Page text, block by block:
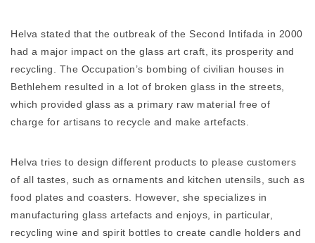
Helva stated that the outbreak of the Second Intifada in 2000
had a major impact on the glass art craft, its prosperity and
recycling. The Occupation’s bombing of civilian houses in
Bethlehem resulted in a lot of broken glass in the streets,
which provided glass as a primary raw material free of
charge for artisans to recycle and make artefacts.
Helva tries to design different products to please customers
of all tastes, such as ornaments and kitchen utensils, such as
food plates and coasters. However, she specializes in
manufacturing glass artefacts and enjoys, in particular,
recycling wine and spirit bottles to create candle holders and